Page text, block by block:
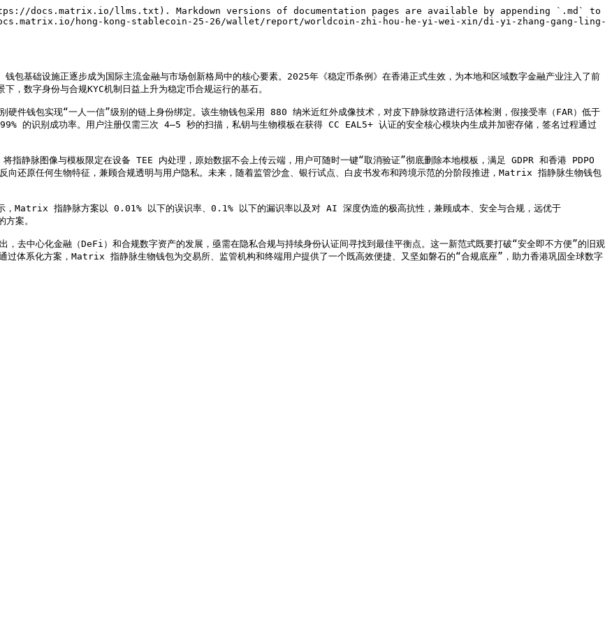
docs.matrix.io/llms.txt). Markdown versions of documentation pages are available by appending `.md` to
hong-kong-stablecoin-25-26/wallet/report/worldcoin-zhi-hou-he-yi-wei-xin/di-yi-zhang-gang-ling-
包基础设施正逐步成为国际主流金融与市场创新格局中的核心要素。2025年《稳定币条例》在香港正式生效，为本地和区域数字金融产业注入了前
，数字身份与合规KYC机制日益上升为稳定币合规运行的基石。
件钱包实现“一人一信”级别的链上身份绑定。该生物钱包采用 880 纳米近红外成像技术，对皮下静脉纹路进行活体检测，假接受率（FAR）低于
的识别成功率。用户注册仅需三次 4–5 秒的扫描，私钥与生物模板在获得 CC EAL5+ 认证的安全核心模块内生成并加密存储，签名过程通过
静脉图像与模板限定在设备 TEE 内处理，原始数据不会上传云端，用户可随时一键“取消验证”彻底删除本地模板，满足 GDPR 和香港 PDPO
还原任何生物特征，兼顾合规透明与用户隐私。未来，随着监管沙盒、银行试点、白皮书发布和跨境示范的分阶段推进，Matrix 指静脉生物钱包
，Matrix 指静脉方案以 0.01% 以下的误识率、0.1% 以下的漏识率以及对 AI 深度伪造的极高抗性，兼顾成本、安全与合规，远优于
案。
，去中心化金融（DeFi）和合规数字资产的发展，亟需在隐私合规与持续身份认证间寻找到最佳平衡点。这一新范式既要打破“安全即不方便”的旧观
过体系化方案，Matrix 指静脉生物钱包为交易所、监管机构和终端用户提供了一个既高效便捷、又坚如磐石的“合规底座”，助力香港巩固全球数字